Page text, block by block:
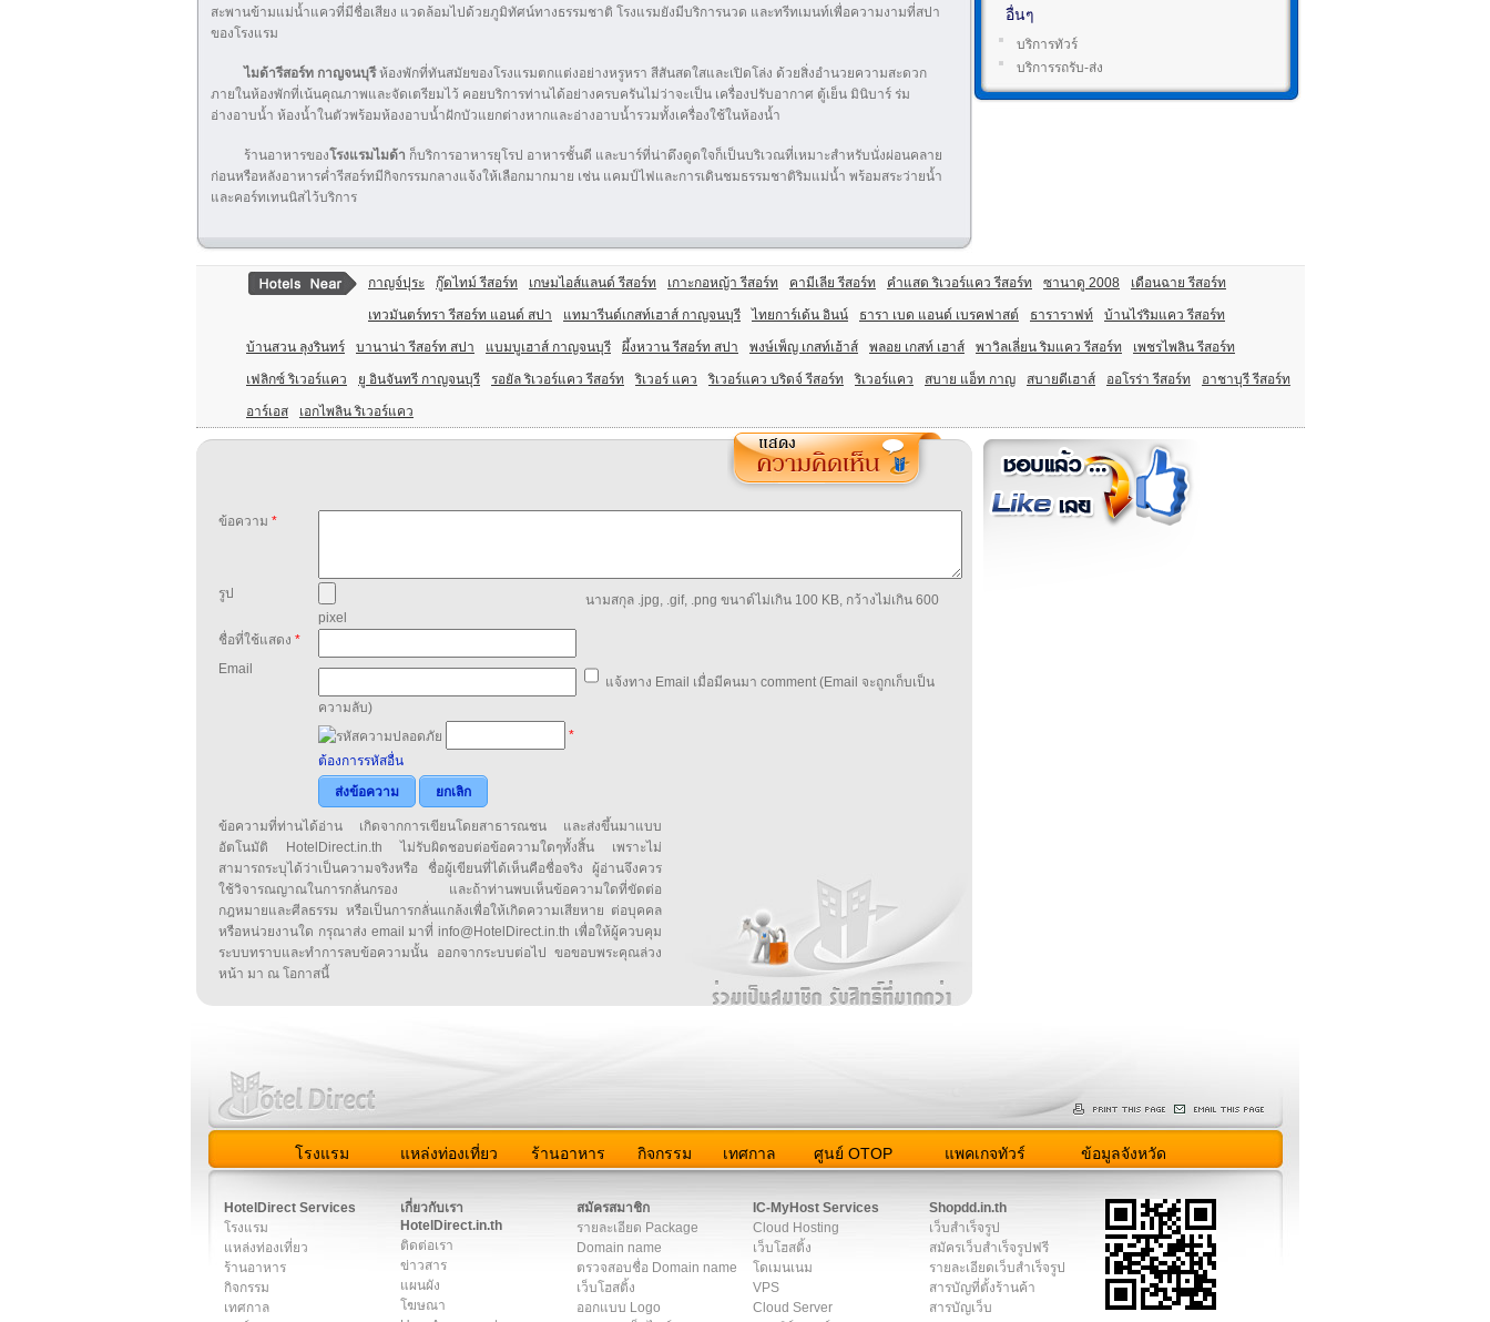
สะพานข้ามแม่น้ำแควที่มีชื่อเสียง แวดล้อมไปด้วยภูมิทัศน์ทางธรรมชาติ โรงแรมยังมีบริการนวด และทรีทเมนท์เพื่อความงามที่สปา
ของโรงแรม
ไมด้ารีสอร์ท กาญจนบุรีห้องพักที่ทันสมัย​​ของโรงแรมตกแต่งอย่างหรูหรา สีสันสดใสและเปิดโล่ง ด้วยสิ่งอำนวยความสะดวก
ภายในห้องพักที่เน้นคุณภาพและจัดเตรียมไว้ คอยบริการท่านได้อย่างครบครันไม่ว่าจะเป็น เครื่องปรับอากาศ ตู้เย็น มินิบาร์ ร่ม
อ่างอาบน้ำ ห้องน้ำในตัวพร้อมห้องอาบน้ำฝักบัวแยกต่างหากและอ่างอาบน้ำรวมทั้งเครื่องใช้ในห้องน้ำ
ร้านอาหารของโรงแรมไมด้า ก็บริการอาหารยุโรป อาหารชั้นดี และบาร์ที่น่าดึงดูดใจก็เป็นบริเวณที่เหมาะสำหรับนั่งผ่อนคลาย
ก่อนหรือหลังอาหารค่ำรีสอร์ทมีกิจกรรมกลางแจ้งให้เลือกมากมาย เช่น แคมป์ไฟและการเดินชมธรรมชาติริมแม่น้ำ พร้อมสระว่ายน้ำ
และคอร์ทเทนนิสไว้บริการ
อื่นๆ
บริการทัวร์
บริการรถรับ-ส่ง
กาญจ์ปุระ กู๊ดไทม์ รีสอร์ท เกษมไอส์แลนด์ รีสอร์ท เกาะกอหญ้า รีสอร์ท คามีเลีย รีสอร์ท คำแสด ริเวอร์แคว รีสอร์ท ซานาดู 2008 เดือนฉาย รีสอร์ท
เทวมันตร์ทรา รีสอร์ท แอนด์ สปา แทมารีนด์เกสท์เฮาส์ กาญจนบุรี ไทยการ์เด้น อินน์ ธารา เบด แอนด์ เบรคฟาสต์ ธาราราฟท์ บ้านไร่ริมแคว รีสอร์ท
บ้านสวน ลุงรินทร์ บานาน่า รีสอร์ท สปา แบมบูเฮาส์ กาญจนบุรี ผึ้งหวาน รีสอร์ท สปา พงษ์เพ็ญ เกสท์เฮ้าส์ พลอย เกสท์ เฮาส์ พาวิลเลี่ยน ริมแคว รีสอร์ท เพชรไพลิน รีสอร์ท
เฟลิกซ์ ริเวอร์แคว ยู อินจันทรี กาญจนบุรี รอยัล ริเวอร์แคว รีสอร์ท ริเวอร์ แคว ริเวอร์แคว บริดจ์ รีสอร์ท ริเวอร์แคว สบาย แอ็ท กาญ สบายดีเฮาส์ ออโรร่า รีสอร์ท อาชาบุรี รีสอร์ท
อาร์เอส เอกไพลิน ริเวอร์แคว
ข้อความ *
รูป
นามสกุล .jpg, .gif, .png ขนาด์ไม่เกิน 100 KB, กว้างไม่เกิน 600
pixel
ชื่อที่ใช้แสดง *
Email
แจ้งทาง Email เมื่อมีคนมา comment (Email จะถูกเก็บเป็น
ความลับ)
*
ต้องการรหัสอื่น
ส่งข้อความ
ยกเลิก
ข้อความที่ท่านได้อ่าน เกิดจากการเขียนโดยสาธารณชน และส่งขึ้นมาแบบ
อัตโนมัติ HotelDirect.in.th ไม่รับผิดชอบต่อข้อความใดๆทั้งสิ้น เพราะไม่
สามารถระบุได้ว่าเป็นความจริงหรือ ชื่อผู้เขียนที่ได้เห็นคือชื่อจริง ผู้อ่านจึงควร
ใช้วิจารณญาณในการกลั่นกรอง และถ้าท่านพบเห็นข้อความใดที่ขัดต่อ
กฎหมายและศีลธรรม หรือเป็นการกลั่นแกล้งเพื่อให้เกิดความเสียหาย ต่อบุคคล
หรือหน่วยงานใด กรุณาส่ง email มาที่ info@HotelDirect.in.th เพื่อให้ผู้ควบคุม
ระบบทราบและทำการลบข้อความนั้น ออกจากระบบต่อไป ขอขอบพระคุณล่วง
หน้า มา ณ โอกาสนี้
โรงแรม แหล่งท่องเที่ยว ร้านอาหาร กิจกรรม เทศกาล ศูนย์ OTOP แพคเกจทัวร์ ข้อมูลจังหวัด
HotelDirect Services
โรงแรม
แหล่งท่องเที่ยว
ร้านอาหาร
กิจกรรม
เทศกาล
เกี่ยวกับเรา
HotelDirect.in.th
ติดต่อเรา
ข่าวสาร
แผนผัง
โฆษณา
สมัครสมาชิก
รายละเอียด Package
Domain name
ตรวจสอบชื่อ Domain name
เว็บโฮสติ้ง
ออกแบบ Logo
IC-MyHost Services
Cloud Hosting
เว็บโฮสติ้ง
โดเมนเนม
VPS
Cloud Server
Shopdd.in.th
เว็บสำเร็จรูป
สมัครเว็บสำเร็จรูปฟรี
รายละเอียดเว็บสำเร็จรูป
สารบัญที่ตั้งร้านค้า
สารบัญเว็บ